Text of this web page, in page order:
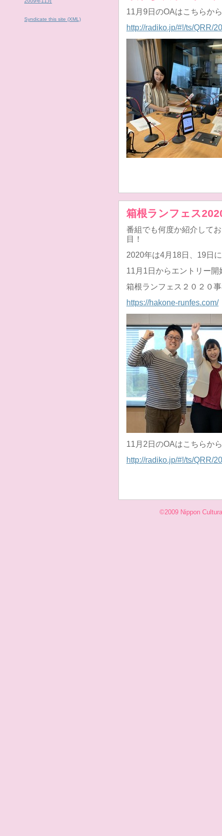
Syndicate this site (XML)
11月9日のOAはこちらか
http://radiko.jp/#!/ts/QRR/
箱根ランフェス
番組でも何度か紹介して
目！
2020年は4月18日、19日
11月1日からエントリー開
箱根ランフェス２０２０
https://hakone-runfes.com/
11月2日のOAはこちらか
http://radiko.jp/#!/ts/QRR/
©2009 Nippon